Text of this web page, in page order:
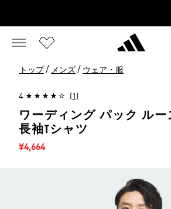
トップ / メンズ / ウェア・服
4 (1)
ワーディング パック ルー
長袖Tシャツ
セール価格
¥4,664